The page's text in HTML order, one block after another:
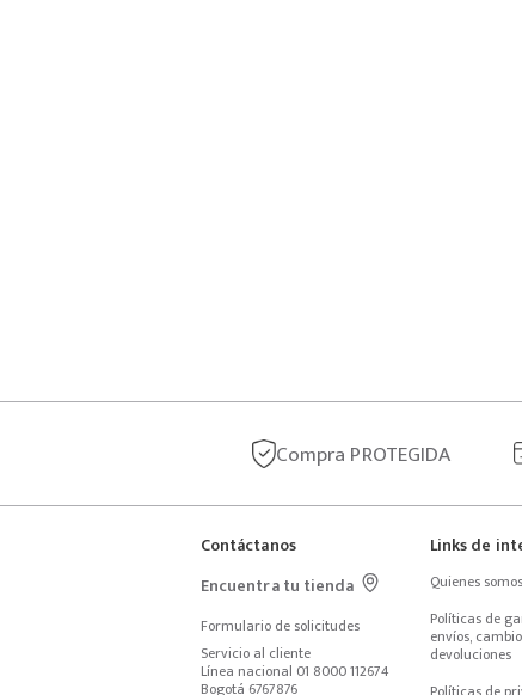
Compra PROTEGIDA
Contáctanos
Encuentra tu tienda
Formulario de solicitudes
Servicio al cliente
Línea nacional 01 8000 112674
Bogotá 6767876
Links de
Quienes somos
Políticas de
envíos,
devoluciones